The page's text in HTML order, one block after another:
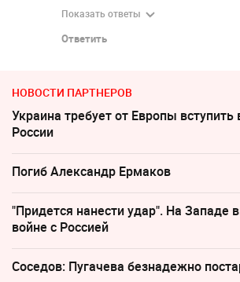
Показать ответы
Ответить
НОВОСТИ ПАРТНЕРОВ
Украина требует от Европы вступить
России
Погиб Александр Ермаков
"Придется нанести удар". На Западе
войне с Россией
Соседов: Пугачева безнадежно